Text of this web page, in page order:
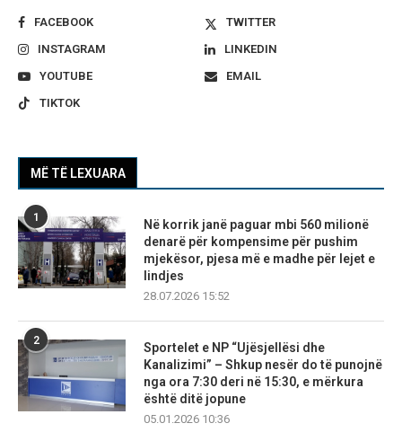
FACEBOOK
TWITTER
INSTAGRAM
LINKEDIN
YOUTUBE
EMAIL
TIKTOK
MË TË LEXUARA
1
Në korrik janë paguar mbi 560 milionë
denarë për kompensime për pushim
mjekësor, pjesa më e madhe për lejet e
lindjes
28.07.2026 15:52
2
Sportelet e NP “Ujësjellësi dhe
Kanalizimi” – Shkup nesër do të punojnë
nga ora 7:30 deri në 15:30, e mërkura
është ditë jopune
05.01.2026 10:36